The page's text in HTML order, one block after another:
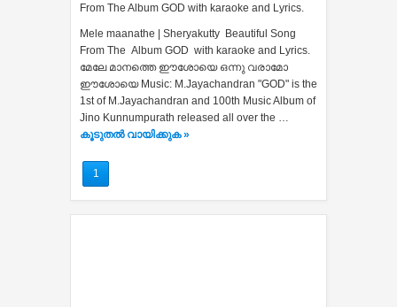
From The Album GOD with karaoke and Lyrics.
Mele maanathe | Sheryakutty Beautiful Song
From The Album GOD with karaoke and Lyrics.
മേലേ മാനത്തെ ഈശോയെ ഒന്നു വരാമോ
ഈശോയെ Music: M.Jayachandran "GOD" is the
1st of M.Jayachandran and 100th Music Album of
Jino Kunnumpurath released all over the …
കൂടുതൽ‍ വായിക്കുക »
1